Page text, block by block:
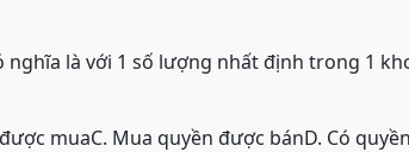
là với 1 số lượng nhất định trong 1
muaC. Mua quyền được bánD. Có